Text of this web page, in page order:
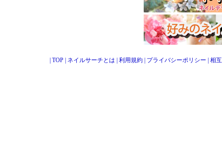
TOP ネイルサーチとは 利用規約 プライバシーポリシー 相